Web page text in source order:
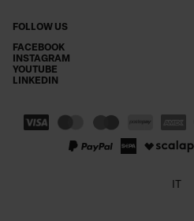
FOLLOW US
FACEBOOK
INSTAGRAM
YOUTUBE
LINKEDIN
IT